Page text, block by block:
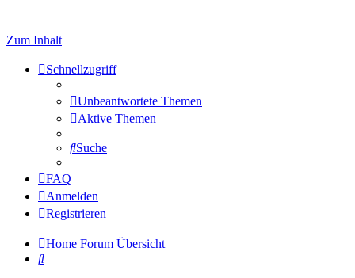
Zum Inhalt
Schnellzugriff
Unbeantwortete Themen
Aktive Themen
Suche
FAQ
Anmelden
Registrieren
Home Forum Übersicht
Suche